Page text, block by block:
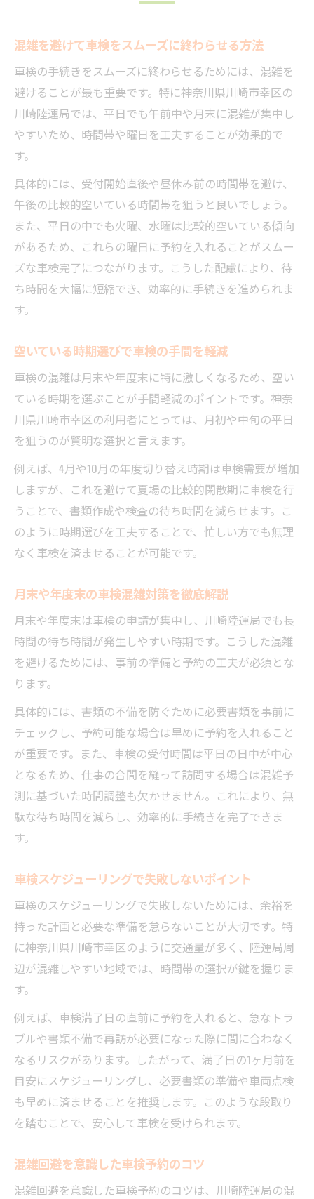
混雑を避けて車検をスムーズに終わらせる方法
車検の手続きをスムーズに終わらせるためには、混雑を
避けることが最も重要です。特に神奈川県川崎市幸区の
川崎陸運局では、平日でも午前中や月末に混雑が集中し
やすいため、時間帯や曜日を工夫することが効果的で
す。
具体的には、受付開始直後や昼休み前の時間帯を避け、
午後の比較的空いている時間帯を狙うと良いでしょう。
また、平日の中でも火曜、水曜は比較的空いている傾向
があるため、これらの曜日に予約を入れることがスムー
ズな車検完了につながります。こうした配慮により、待
ち時間を大幅に短縮でき、効率的に手続きを進められま
す。
空いている時期選びで車検の手間を軽減
車検の混雑は月末や年度末に特に激しくなるため、空い
ている時期を選ぶことが手間軽減のポイントです。神奈
川県川崎市幸区の利用者にとっては、月初や中旬の平日
を狙うのが賢明な選択と言えます。
例えば、4月や10月の年度切り替え時期は車検需要が増加
しますが、これを避けて夏場の比較的閑散期に車検を行
うことで、書類作成や検査の待ち時間を減らせます。こ
のように時期選びを工夫することで、忙しい方でも無理
なく車検を済ませることが可能です。
月末や年度末の車検混雑対策を徹底解説
月末や年度末は車検の申請が集中し、川崎陸運局でも長
時間の待ち時間が発生しやすい時期です。こうした混雑
を避けるためには、事前の準備と予約の工夫が必須とな
ります。
具体的には、書類の不備を防ぐために必要書類を事前に
チェックし、予約可能な場合は早めに予約を入れること
が重要です。また、車検の受付時間は平日の日中が中心
となるため、仕事の合間を縫って訪問する場合は混雑予
測に基づいた時間調整も欠かせません。これにより、無
駄な待ち時間を減らし、効率的に手続きを完了できま
す。
車検スケジューリングで失敗しないポイント
車検のスケジューリングで失敗しないためには、余裕を
持った計画と必要な準備を怠らないことが大切です。特
に神奈川県川崎市幸区のように交通量が多く、陸運局周
辺が混雑しやすい地域では、時間帯の選択が鍵を握りま
す。
例えば、車検満了日の直前に予約を入れると、急なトラ
ブルや書類不備で再訪が必要になった際に間に合わなく
なるリスクがあります。したがって、満了日の1ヶ月前を
目安にスケジューリングし、必要書類の準備や車両点検
も早めに済ませることを推奨します。このような段取り
を踏むことで、安心して車検を受けられます。
混雑回避を意識した車検予約のコツ
混雑回避を意識した車検予約のコツは、川崎陸運局の混